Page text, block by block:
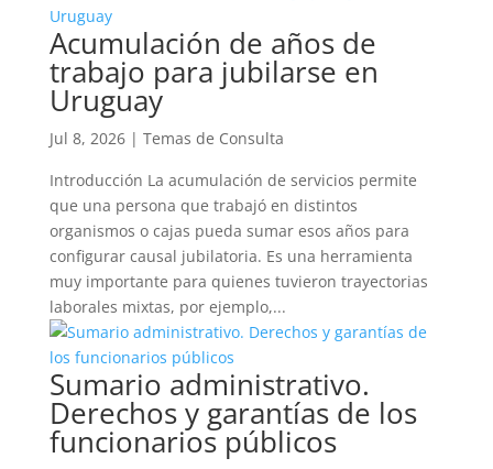
Acumulación de años de
trabajo para jubilarse en
Uruguay
Jul 8, 2026| Temas de Consulta
Introducción La acumulación de servicios permite
que una persona que trabajó en distintos
organismos o cajas pueda sumar esos años para
configurar causal jubilatoria. Es una herramienta
muy importante para quienes tuvieron trayectorias
laborales mixtas, por ejemplo,...
Sumario administrativo.
Derechos y garantías de los
funcionarios públicos